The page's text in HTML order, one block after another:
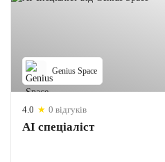
Genius Space
4.0 ★ 0 відгуків
AІ спеціаліст